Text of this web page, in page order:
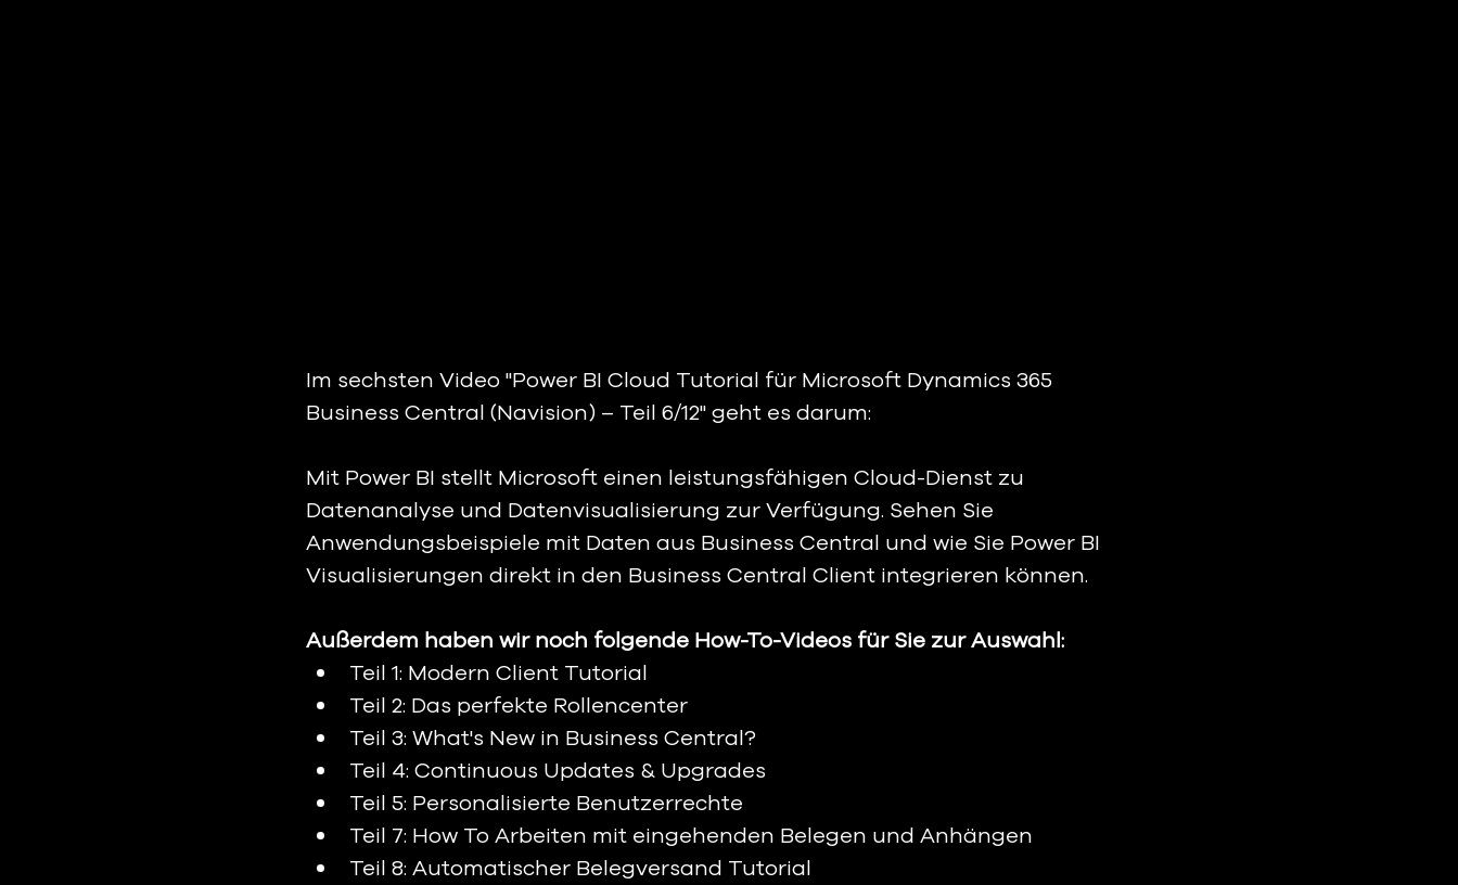
Im sechsten Video "Power BI Cloud Tutorial für Microsoft Dynamics 365
Business Central (Navision) – Teil 6/12" geht es darum:
Mit Power BI stellt Microsoft einen leistungsfähigen Cloud-Dienst zu
Datenanalyse und Datenvisualisierung zur Verfügung. Sehen Sie
Anwendungsbeispiele mit Daten aus Business Central und wie Sie Power BI
Visualisierungen direkt in den Business Central Client integrieren können.
Außerdem haben wir noch folgende How-To-Videos für Sie zur Auswahl:
Teil 1: Modern Client Tutorial
Teil 2: Das perfekte Rollencenter
Teil 3: What's New in Business Central?
Teil 4: Continuous Updates & Upgrades
Teil 5: Personalisierte Benutzerrechte
Teil 7: How To Arbeiten mit eingehenden Belegen und Anhängen
Teil 8: Automatischer Belegversand Tutorial